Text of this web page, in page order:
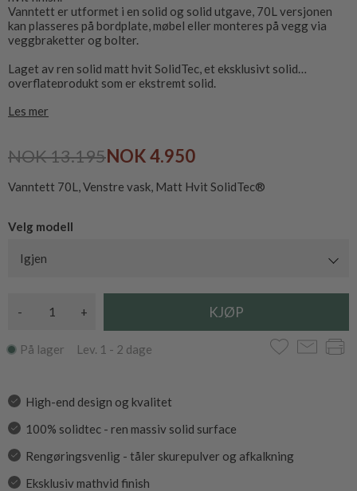
Vanntett er utformet i en solid og solid utgave, 70L versjonen
kan plasseres på bordplate, møbel eller monteres på vegg via
veggbraketter og bolter.
Laget av ren solid matt hvit SolidTec, et eksklusivt solid
overflateprodukt som er ekstremt solid.
og andre rengjøringsmidler.
bunnventil bør kjøpes separat - Se relaterte produkter
Les mer
NOK 13.195NOK 4.950
Vanntett 70L, Venstre vask, Matt Hvit SolidTec®
Velg modell
Igjen
- +
På lager Lev. 1 - 2 dage
High-end design og kvalitet
100% solidtec - ren massiv solid surface
Rengøringsvenlig - tåler skurepulver og afkalkning
Eksklusiv mathvid finish